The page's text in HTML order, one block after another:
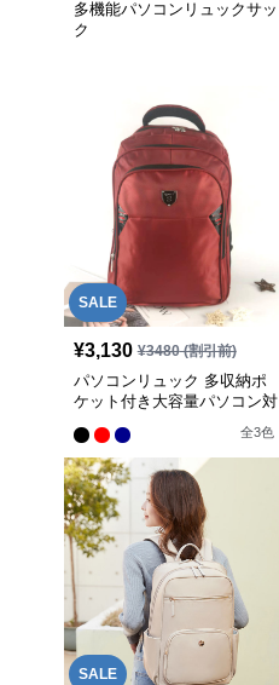
多機能パソコンリュックサッ
ク
SALE
¥3,130 ¥3480(割引前)
パソコンリュック 多収納ポ
ケット付き大容量パソコン対
全3色
SALE